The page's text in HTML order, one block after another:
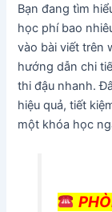
Bạn đang tìm
học phí bao
vào bài viết trên
hướng dẫn chi
thi đậu nhanh.
hiệu quả, tiết
một khóa học